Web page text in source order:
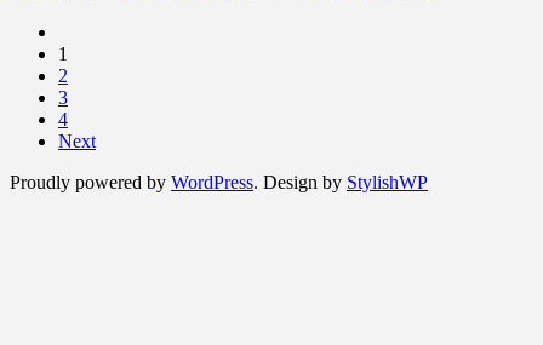
1
2
3
4
Next
Proudly powered by WordPress. Design by StylishWP